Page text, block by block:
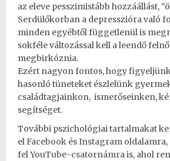
az eleve pesszimistább hozzáállást,
Serdülőkorban a depresszióra való
minden egyébtől függetlenül is
sokféle változással kell a leendő
megbirkóznia.
Ezért nagyon fontos, hogy
hasonló tüneteket észlelünk
családtagjainkon, ismerőseinken,
segítséget.
További pszichológiai tartalmakat
elFacebook ésInstagram
felYouTube-csatornámrais, ahol